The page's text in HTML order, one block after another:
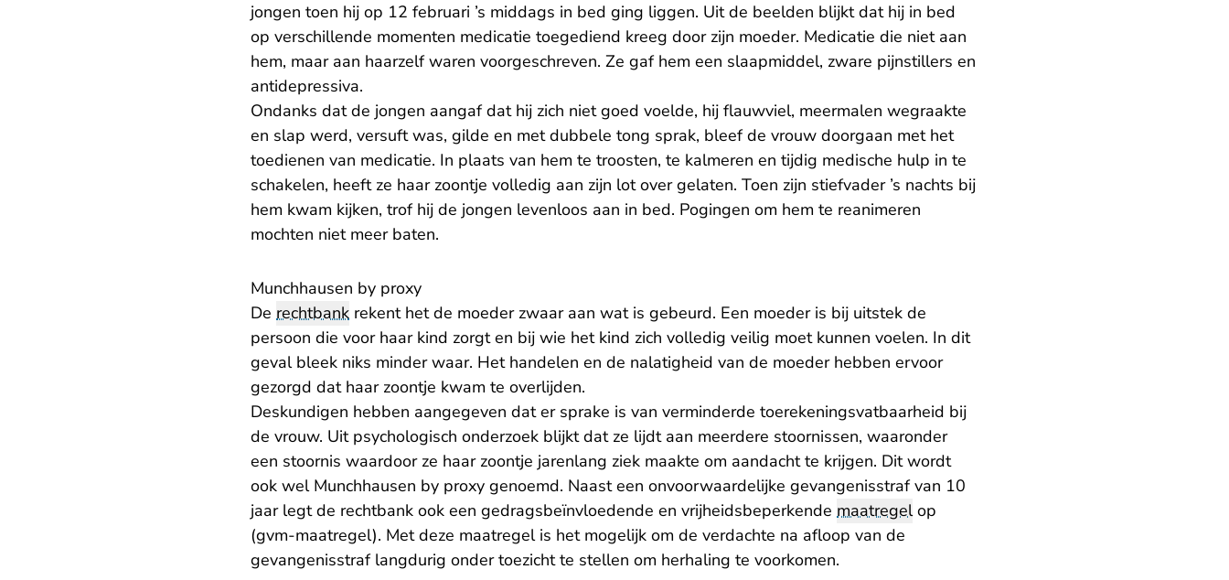
jongen toen hij op 12 februari ’s middags in bed ging liggen. Uit de beelden blijkt dat hij in bed
op verschillende momenten medicatie toegediend kreeg door zijn moeder. Medicatie die niet aan
hem, maar aan haarzelf waren voorgeschreven. Ze gaf hem een slaapmiddel, zware pijnstillers en
antidepressiva.
Ondanks dat de jongen aangaf dat hij zich niet goed voelde, hij flauwviel, meermalen wegraakte
en slap werd, versuft was, gilde en met dubbele tong sprak, bleef de vrouw doorgaan met het
toedienen van medicatie. In plaats van hem te troosten, te kalmeren en tijdig medische hulp in te
schakelen, heeft ze haar zoontje volledig aan zijn lot over gelaten. Toen zijn stiefvader ’s nachts bij
hem kwam kijken, trof hij de jongen levenloos aan in bed. Pogingen om hem te reanimeren
mochten niet meer baten.
​Munchhausen by proxy
De rechtbank rekent het de moeder zwaar aan wat is gebeurd. Een moeder is bij uitstek de
persoon die voor haar kind zorgt en bij wie het kind zich volledig veilig moet kunnen voelen. In dit
geval bleek niks minder waar. Het handelen en de nalatigheid van de moeder hebben ervoor
gezorgd dat haar zoontje kwam te overlijden.
Deskundigen hebben aangegeven dat er sprake is van verminderde toerekeningsvatbaarheid bij
de vrouw. Uit psychologisch onderzoek blijkt dat ze lijdt aan meerdere stoornissen, waaronder
een stoornis waardoor ze haar zoontje jarenlang ziek maakte om aandacht te krijgen. Dit wordt
ook wel Munchhausen by proxy genoemd. Naast een onvoorwaardelijke gevangenisstraf van 10
jaar legt de rechtbank ook een gedragsbeïnvloedende en vrijheidsbeperkende maatregelop
(gvm-maatregel). Met deze maatregel is het mogelijk om de verdachte na afloop van de
gevangenisstraf langdurig onder toezicht te stellen om herhaling te voorkomen.